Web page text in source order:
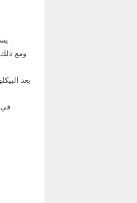
ومع
يعد
في